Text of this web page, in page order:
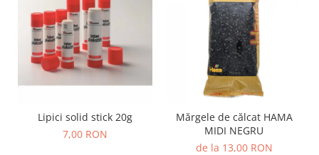
Pregătire pentru școală
Pregătirea scrierii de mână
Secventialitate
Sortare si numarare
Hama Maxi Sticks
Margele HAMA MAXI
Lipici solid stick 20g
7,00 RON
Mărgele de călcat HAMA
MIDI NEGRU
de la 13,00 RON